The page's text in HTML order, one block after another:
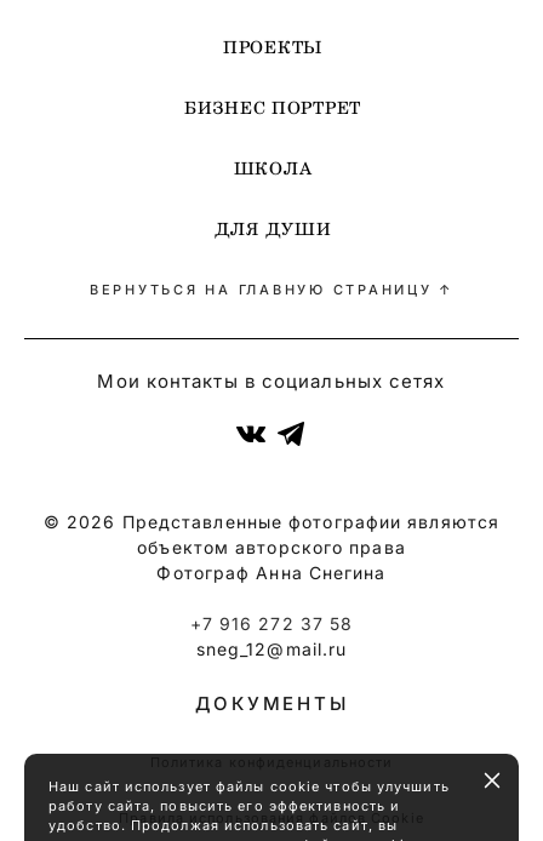
ПРОЕКТЫ
БИЗНЕС ПОРТРЕТ
ШКОЛА
ДЛЯ ДУШИ
ВЕРНУТЬСЯ НА ГЛАВНУЮ СТРАНИЦУ ↑
Мои контакты в социальных сетях
© 2026 Представленные фотографии являются
объектом авторского права
Фотограф Анна Снегина
+7 916 272 37 58
sneg_12@mail.ru
ДОКУМЕНТЫ
Правила использования файлов Cookie
Наш сайт использует файлы cookie чтобы улучшить
работу сайта, повысить его эффективность и
удобство. Продолжая использовать сайт, вы